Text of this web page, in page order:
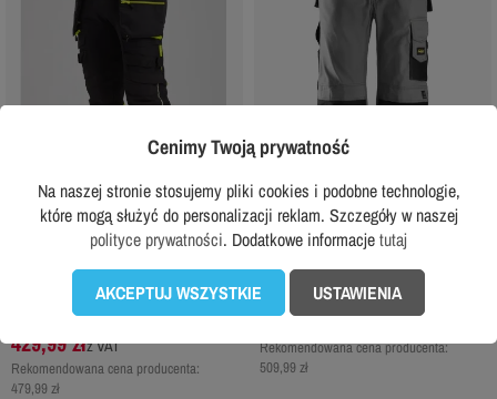
Spodnie odblaskowe elastyczne
Portwest DX445
429,99 złz VAT
Rekomendowana cena producenta:
479,99 zł
Snickers 3313 Ripstop spodnie robocze
279,99 zł
Rekomendowana cena producenta:
509,99 zł
Cenimy Twoją prywatność
Na naszej stronie stosujemy pliki cookies i podobne technologie,
które mogą służyć do personalizacji reklam. Szczegóły w naszej
polityce prywatności. Dodatkowe informacjetutaj
AKCEPTUJ WSZYSTKIE USTAWIENIA